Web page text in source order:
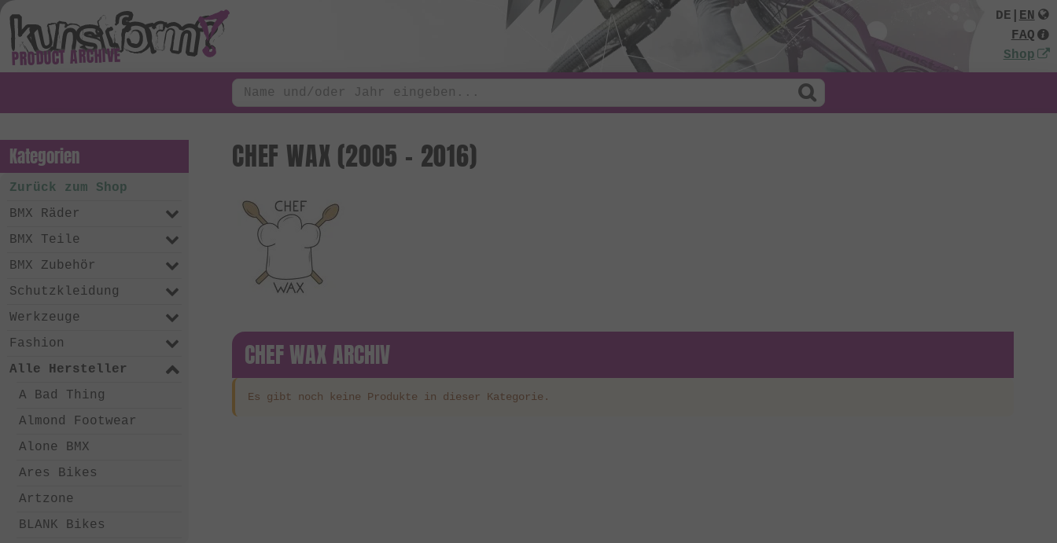
PRODUCT ARCHIVE
DE
EN
FAQ
Shop
CHEF WAX (2005 - 2016)
CHEF WAX ARCHIV
Es gibt noch keine Produkte in dieser Kategorie.
Kategorien
Zurück zum Shop
BMX Räder
BMX Teile
BMX Zubehör
Schutzkleidung
Werkzeuge
Fashion
Alle Hersteller
A Bad Thing
Almond Footwear
Alone BMX
Ares Bikes
Artzone
BLANK Bikes